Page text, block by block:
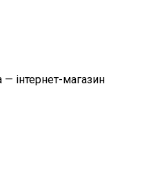
інтернет-магазин